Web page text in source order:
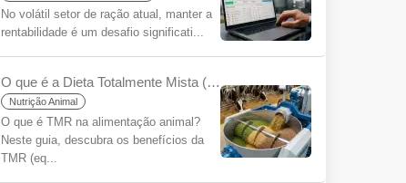
No volátil setor de ração atual, manter a
rentabilidade é um desafio significati...
O que é a Dieta Totalmente Mista (TMR) para Iniciantes?
Nutrição Animal
O que é TMR na alimentação animal?
Neste guia, descubra os benefícios da
TMR (eq...